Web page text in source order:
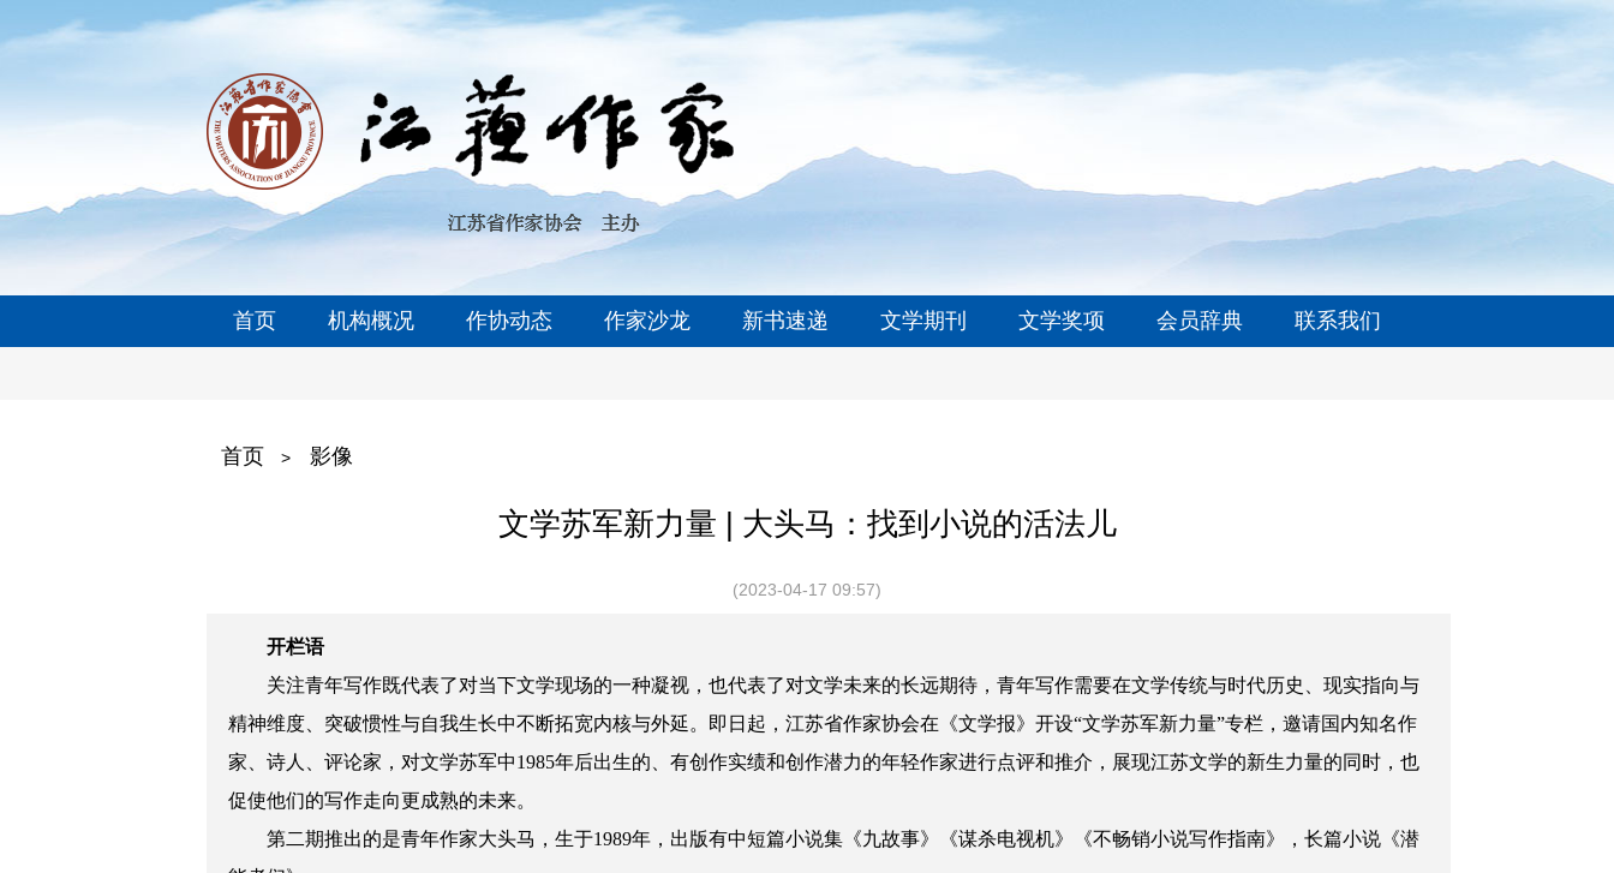
首页 机构概况 作协动态 作家沙龙 新书速递 文学期刊 文学奖项 会员辞典 联系我们
首页 > 影像
文学苏军新力量 | 大头马：找到小说的活法儿
(2023-04-17 09:57)
开栏语
关注青年写作既代表了对当下文学现场的一种凝视，也代表了对文学未来的长远期待，青年写作需要在文学传统与时代历史、现实指向与
精神维度、突破惯性与自我生长中不断拓宽内核与外延。即日起，江苏省作家协会在《文学报》开设“文学苏军新力量”专栏，邀请国内知名作
家、诗人、评论家，对文学苏军中1985年后出生的、有创作实绩和创作潜力的年轻作家进行点评和推介，展现江苏文学的新生力量的同时，也
促使他们的写作走向更成熟的未来。
第二期推出的是青年作家大头马，生于1989年，出版有中短篇小说集《九故事》《谋杀电视机》《不畅销小说写作指南》，长篇小说《潜